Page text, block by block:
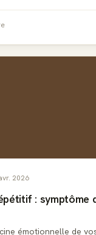
2026
: symptôme
émotionnelle de